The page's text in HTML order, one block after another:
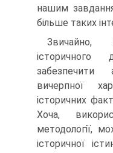
нашим
більше таких
Звичайно,
забезпечити
вичерпної
історичних
Хоча,
методології,
історичної